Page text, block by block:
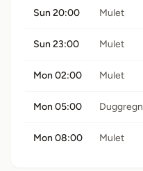
Sun 20:00 Mulet
Sun 23:00 Mulet
Mon 02:00 Mulet
Mon 05:00 Duggregn
Mon 08:00 Mulet